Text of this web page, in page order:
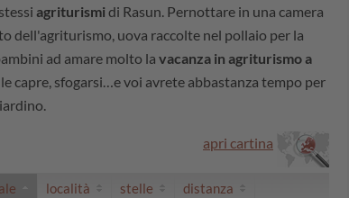
agriturismi di Rasun. Pernottare in una camera
dell'agriturismo, uova raccolte nel pollaio per la
ad amare molto la vacanza in agriturismo a
capre, sfogarsi…e voi avrete abbastanza tempo per
apri cartina
località stelle distanza